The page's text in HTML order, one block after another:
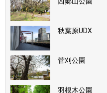
秋葉原UDX
菅刈公園
羽根木公園